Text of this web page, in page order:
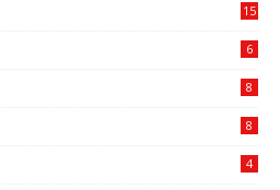
15
6
8
8
4